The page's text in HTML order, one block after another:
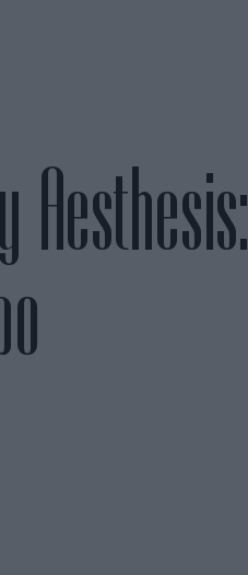
Aesthesis: